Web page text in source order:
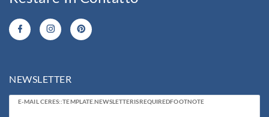
NEWSLETTER
E-MAIL CERES::TEMPLATE.NEWSLETTERISREQUIREDFOOTNOTE
Ceres::Template.newsletterHoneypotLabel